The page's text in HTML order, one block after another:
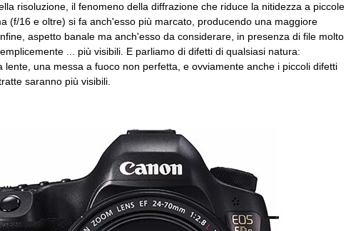
risoluzione, il fenomeno della diffrazione che riduce la nitidezza a piccole
(f/16 e oltre) si fa anch'esso più marcato, producendo una maggiore
aspetto banale ma anch'esso da considerare, in presenza di file molto
... più visibili. E parliamo di difetti di qualsiasi natura:
lente, una messa a fuoco non perfetta, e ovviamente anche i piccoli difetti
saranno più visibili.